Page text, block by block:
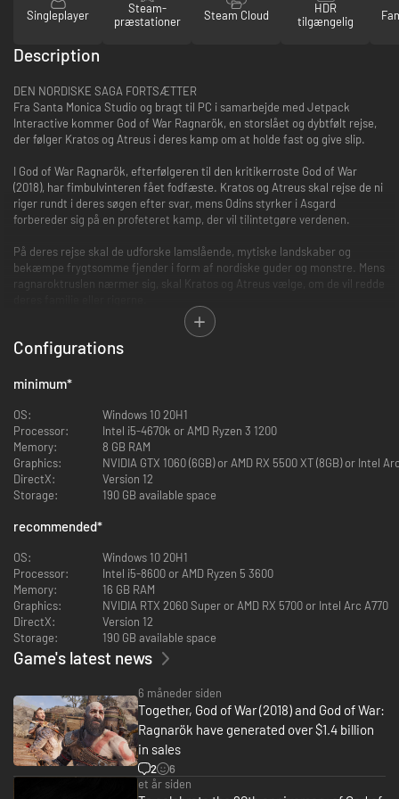
Singleplayer
Steam-
præstationer
Steam Cloud
HDR
tilgængelig
Description
DEN NORDISKE SAGA FORTSÆTTER
Fra Santa Monica Studio og bragt til PC i samarbejde med Jetpack
Interactive kommer God of War Ragnarök, en storslået og dybtfølt rejse,
der følger Kratos og Atreus i deres kamp om at holde fast og give slip.
I God of War Ragnarök, efterfølgeren til den kritikerroste God of War
(2018), har fimbulvinteren fået fodfæste. Kratos og Atreus skal rejse de ni
riger rundt i deres søgen efter svar, mens Odins styrker i Asgard
forbereder sig på en profeteret kamp, der vil tilintetgøre verdenen.
På deres rejse skal de udforske lamslående, mytiske landskaber og
bekæmpe frygtsomme fjender i form af nordiske guder og monstre. Mens
ragnaroktruslen nærmer sig, skal Kratos og Atreus vælge, om de vil redde
Atreus søger den nødvendige viden for at forstå Lokes profeti og etablere
af sin frygt for at begå de samme fejl eller bryde fri af sin fortid og blive
FLYDENDE, UDTRYKSFULDE KAMPE
Sving atter med din Leviathan Axe, dine Blades of Chaos og dit Guardian
Shield, og benyt et væld af nye færdigheder til både Kratos og Atreus.
Kratos' dødbringende spartanske færdigheder bliver for alvor sat på
prøve, når han bekæmper guder og monstre på tværs af de ni riger for at
Rejs gennem farlige og betagende landskaber som Kratos og Atreus i din
søgen efter svar.
KEND DIG SELV I GOD OF WAR RAGNARÖK: VALHALLA
Når du køber God of War Ragnarök, får du også adgang til God of War
Ragnarök: Valhalla-DLC uden ekstra omkostninger!
Med Mimir som sin eneste følgesvend drager Kratos ud på en personlig og
tankevækkende rejse, der udfordrer ham til at mestre krop og sind. Oplev
Valhalla i et fantastisk eventyr, der kan spilles igen og igen, hvor de
populære kampe fra God of War Ragnarök bliver blandet med nye
elementer inspireret af roguelite-genren.
EN EPILOG TIL RAGNARÖK
Kratos' rejse fortsætter i Valhalla, en ny lokation i den nordiske God of
Configurations
minimum*
OS:
Windows 10 20H1
Processor:
Intel i5-4670k or AMD Ryzen 3 1200
Memory:
8 GB RAM
Graphics:
NVIDIA GTX 1060 (6GB) or AMD RX 5500 XT (8GB) or Intel
DirectX:
Version 12
Storage:
190 GB available space
recommended*
OS:
Windows 10 20H1
Processor:
Intel i5-8600 or AMD Ryzen 5 3600
Memory:
16 GB RAM
Graphics:
NVIDIA RTX 2060 Super or AMD RX 5700 or Intel Arc A770
DirectX:
Version 12
Storage:
190 GB available space
Game's latest news
6 måneder siden
Together, God of War (2018) and God of War:
Ragnarök have generated over $1.4 billion
in sales
2
6
et år siden